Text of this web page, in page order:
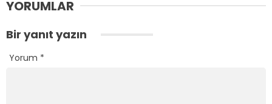
YORUMLAR
Bir yanıt yazın
Yorum *